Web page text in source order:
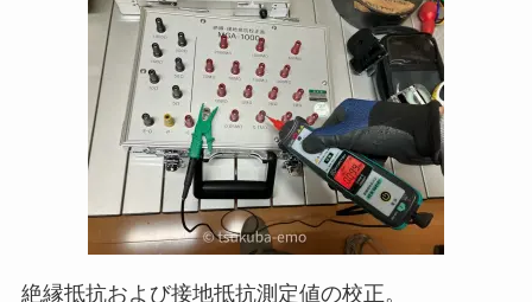
絶縁抵抗および接地抵抗測定値の校正。